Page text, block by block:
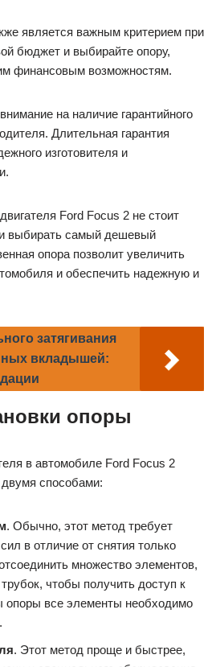
является важным критерием при
бюджет и выбирайте опору,
финансовым возможностям.
на наличие гарантийного
Длительная гарантия
изготовителя и
Ford Focus 2 не стоит
и выбирать самый дешевый
опора позволит увеличить
и обеспечить надежную и
затягивания
вкладышей:
опоры
в автомобиле Ford Focus 2
способами:
. Обычно, этот метод требует
в отличие от снятия только
множество элементов,
чтобы получить доступ к
опоры все элементы необходимо
. Этот метод проще и быстрее,